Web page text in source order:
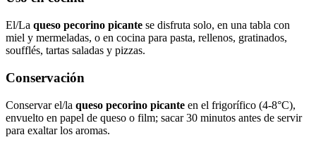
El/La queso pecorino picante se disfruta solo, en una tabla con
miel y mermeladas, o en cocina para pasta, rellenos, gratinados,
soufflés, tartas saladas y pizzas.
Conservación
Conservar el/la queso pecorino picante en el frigorífico (4-8°C),
envuelto en papel de queso o film; sacar 30 minutos antes de servir
para exaltar los aromas.